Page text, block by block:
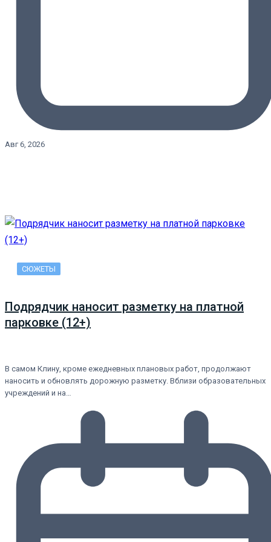
Авг 6, 2026
СЮЖЕТЫ
Подрядчик наносит разметку на платной
парковке (12+)
В самом Клину, кроме ежедневных плановых работ, продолжают
наносить и обновлять дорожную разметку. Вблизи образовательных
учреждений и на…